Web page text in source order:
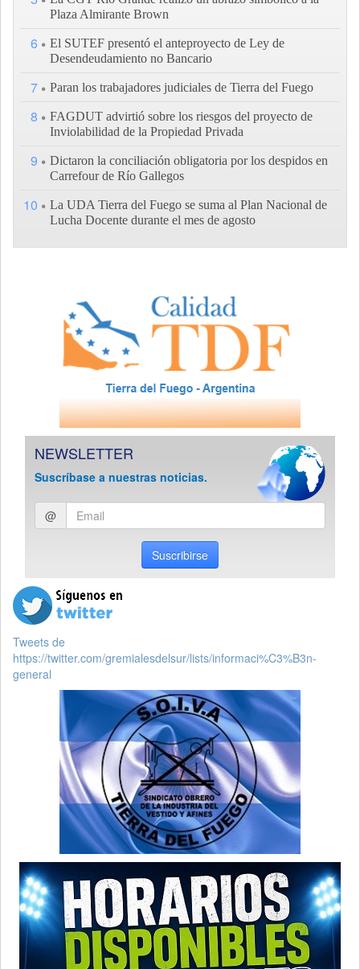
Plaza Almirante Brown
6
El SUTEF presentó el anteproyecto de Ley de
Desendeudamiento no Bancario
7 Paran los trabajadores judiciales de Tierra del Fuego
8
FAGDUT advirtió sobre los riesgos del proyecto de
Inviolabilidad de la Propiedad Privada
9
Dictaron la conciliación obligatoria por los despidos en
Carrefour de Río Gallegos
10
La UDA Tierra del Fuego se suma al Plan Nacional de
Lucha Docente durante el mes de agosto
NEWSLETTER
Suscríbase a nuestras noticias.
Ingresar
email
@
Suscribirse
Tweets de
https://twitter.com/gremialesdelsur/lists/informaci%C3%B3n-
general